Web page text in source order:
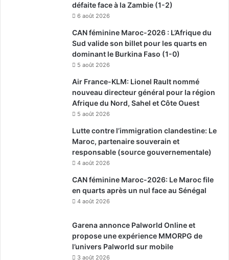
défaite face à la Zambie (1-2)
6 août 2026
CAN féminine Maroc-2026 : L’Afrique du
Sud valide son billet pour les quarts en
dominant le Burkina Faso (1-0)
5 août 2026
Air France-KLM: Lionel Rault nommé
nouveau directeur général pour la région
Afrique du Nord, Sahel et Côte Ouest
5 août 2026
Lutte contre l’immigration clandestine: Le
Maroc, partenaire souverain et
responsable (source gouvernementale)
4 août 2026
CAN féminine Maroc-2026: Le Maroc file
en quarts après un nul face au Sénégal
4 août 2026
Garena annonce Palworld Online et
propose une expérience MMORPG de
l’univers Palworld sur mobile
3 août 2026